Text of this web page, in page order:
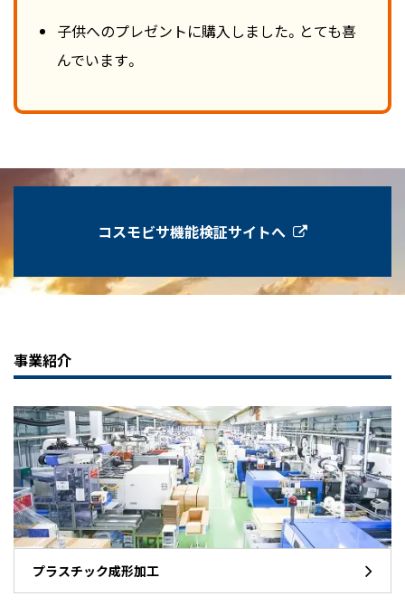
子供へのプレゼントに購入しました。とても喜
んでいます。
コスモビサ機能検証サイトへ
事業紹介
プラスチック成形加工